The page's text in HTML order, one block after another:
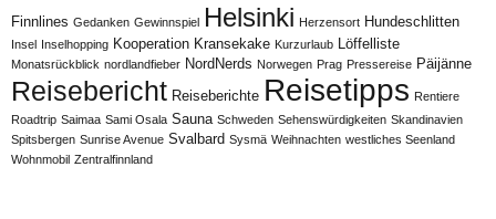
Finnlines Gedanken Gewinnspiel Helsinki Herzensort Hundeschlitten
Insel Inselhopping Kooperation Kransekake Kurzurlaub Löffelliste
Monatsrückblick nordlandfieber NordNerds Norwegen Prag Pressereise Päijänne
Reisebericht Reiseberichte Reisetipps Rentiere
Roadtrip Saimaa Sami Osala Sauna Schweden Sehenswürdigkeiten Skandinavien
Spitsbergen Sunrise Avenue Svalbard Sysmä Weihnachten westliches Seenland
Wohnmobil Zentralfinnland